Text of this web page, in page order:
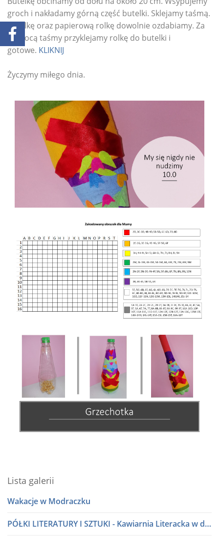
groch i nakładamy górną część butelki. Sklejamy taśmą.
Butelkę oraz papierową rolkę dowolnie ozdabiamy. Za
pomocą taśmy przyklejamy rolkę do butelki i
gotowe. KLIKNIJ
Życzymy miłego dnia.
Lista galerii
Wakacje w Modraczku
PÓŁKI LITERATURY I SZTUKI - Kawiarnia Literacka w dialogu